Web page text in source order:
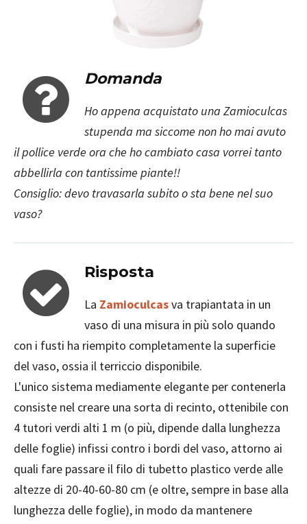
Domanda
Ho appena acquistato una Zamioculcas
stupenda ma siccome non ho mai avuto
il pollice verde ora che ho cambiato casa vorrei tanto
abbellirla con tantissime piante!!
Consiglio: devo travasarla subito o sta bene nel suo
vaso?
Risposta
La Zamioculcasva trapiantata in un
vaso di una misura in più solo quando
con i fusti ha riempito completamente la superficie
del vaso, ossia il terriccio disponibile.
L'unico sistema mediamente elegante per contenerla
consiste nel creare una sorta di recinto, ottenibile con
4 tutori verdi alti 1 m (o più, dipende dalla lunghezza
delle foglie) infissi contro i bordi del vaso, attorno ai
quali fare passare il filo di tubetto plastico verde alle
altezze di 20-40-60-80 cm (e oltre, sempre in base alla
lunghezza delle foglie), in modo da mantenere